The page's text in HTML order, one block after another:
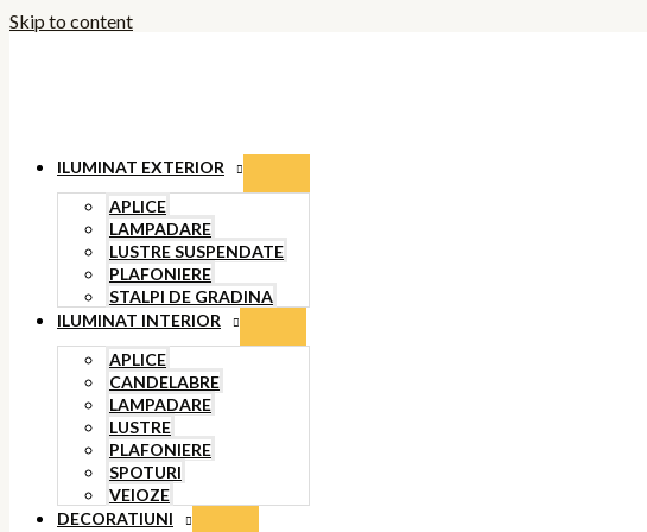
Skip to content
ILUMINAT EXTERIOR
APLICE
LAMPADARE
LUSTRE SUSPENDATE
PLAFONIERE
STALPI DE GRADINA
ILUMINAT INTERIOR
APLICE
CANDELABRE
LAMPADARE
LUSTRE
PLAFONIERE
SPOTURI
VEIOZE
DECORATIUNI